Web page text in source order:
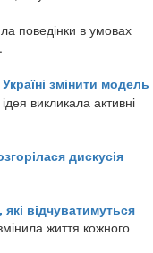
поведінки в умовах
змінити модель
викликала активні
дискусія
які відчуватимуться
життя кожного